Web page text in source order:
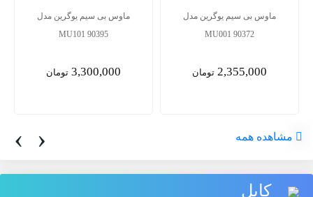
ماوس بی سیم یوگرین مدل
MU101 90395
3,300,000 تومان
ماوس بی سیم یوگرین مدل
MU001 90372
2,355,000 تومان
‹ › مشاهده همه
کابل